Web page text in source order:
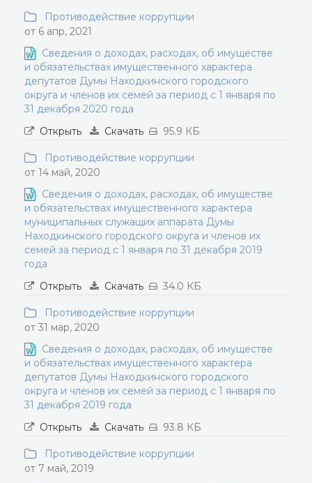
Противодействие коррупции
от 6 апр, 2021
Сведения о доходах, расходах, об имуществе
и обязательствах имущественного характера
депутатов Думы Находкинского городского
округа и членов их семей за период с 1 января по
31 декабря 2020 года
Открыть
Скачать 95.9 КБ
Противодействие коррупции
от 14 май, 2020
Сведения о доходах, расходах, об имуществе
и обязательствах имущественного характера
муниципальных служащих аппарата Думы
Находкинского городского округа и членов их
семей за период с 1 января по 31 декабря 2019
года
Открыть
Скачать 34.0 КБ
Противодействие коррупции
от 31 мар, 2020
Сведения о доходах, расходах, об имуществе
и обязательствах имущественного характера
депутатов Думы Находкинского городского
округа и членов их семей за период с 1 января по
31 декабря 2019 года
Открыть
Скачать 93.8 КБ
Противодействие коррупции
от 7 май, 2019